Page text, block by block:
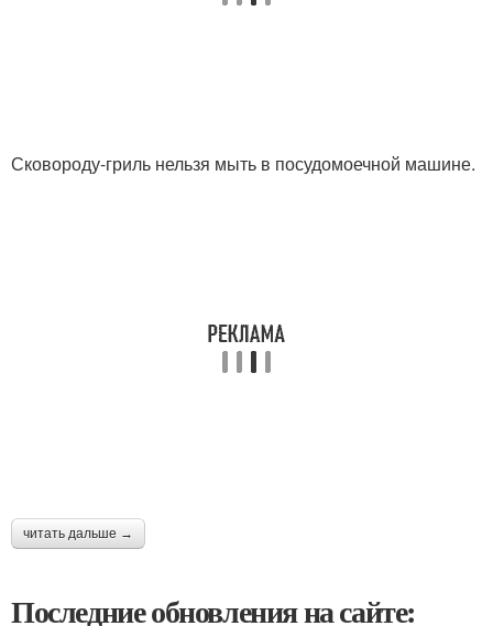
Сковороду-гриль нельзя мыть в посудомоечной машине.
читать дальше →
Последние обновления на сайте: